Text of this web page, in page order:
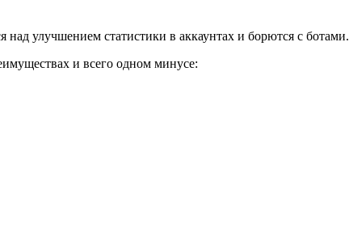
улучшением статистики в аккаунтах и борются с ботами.
и всего одном минусе: